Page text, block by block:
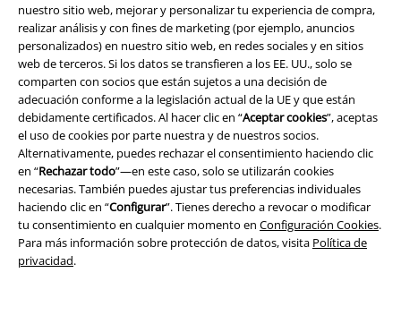
nuestro sitio web, mejorar y personalizar tu experiencia de compra,
realizar análisis y con fines de marketing (por ejemplo, anuncios
personalizados) en nuestro sitio web, en redes sociales y en sitios
web de terceros. Si los datos se transfieren a los EE. UU., solo se
comparten con socios que están sujetos a una decisión de
adecuación conforme a la legislación actual de la UE y que están
debidamente certificados. Al hacer clic en “Aceptar cookies”, aceptas
el uso de cookies por parte nuestra y de nuestros socios.
Alternativamente, puedes rechazar el consentimiento haciendo clic
en “Rechazar todo”—en este caso, solo se utilizarán cookies
necesarias. También puedes ajustar tus preferencias individuales
haciendo clic en “Configurar”. Tienes derecho a revocar o modificar
tu consentimiento en cualquier momento en Configuración Cookies.
Para más información sobre protección de datos, visita Política de
privacidad.
Aviso Legal
Ley protección de datos
Eliminación de residuos y protección del medioambiente
Declaración de Conformidad
Información sobre accesibilidad
Configuración Cookies
Cancelar pedido